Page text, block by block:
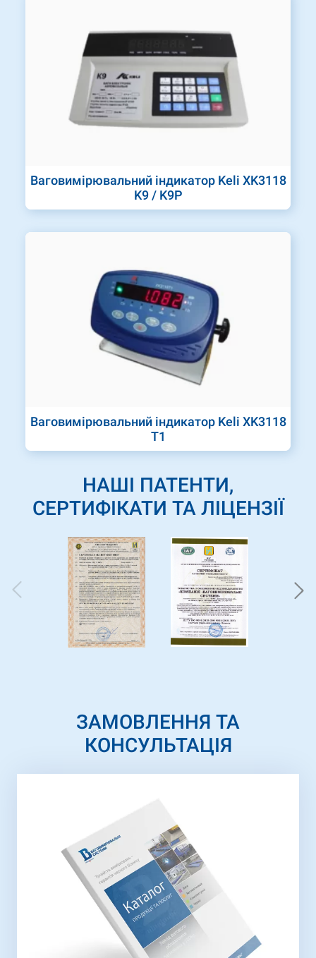
Ваговимірювальний індикатор Keli XK3118
K9 / K9P
Ваговимірювальний індикатор Keli XK3118
T1
НАШІ ПАТЕНТИ,
СЕРТИФІКАТИ ТА ЛІЦЕНЗІЇ
ЗАМОВЛЕННЯ ТА
КОНСУЛЬТАЦІЯ